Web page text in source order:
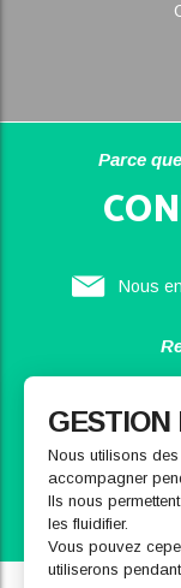
Parce
Nous
GESTION
Nous utilisons
accompagner
Ils nous
les fluidifier.
Vous pouvez
utiliserons